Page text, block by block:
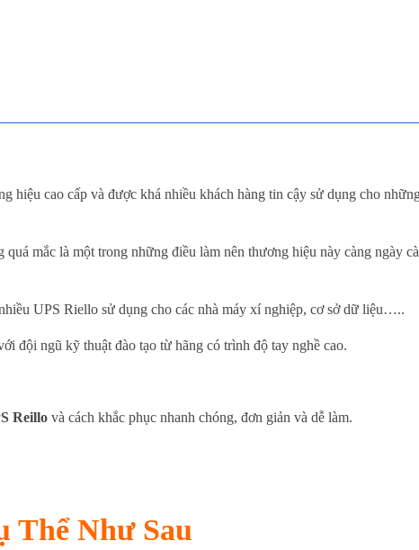
cao cấp và được khá nhiều khách hàng tin cậy sử dụng cho
mắc là một trong những điều làm nên thương hiệu này càng ngày
UPS Riello sử dụng cho các nhà máy xí nghiệp, cơ sở dữ liệu…..
đội ngũ kỹ thuật đào tạo từ hãng có trình độ tay nghề cao.
Reillo và cách khắc phục nhanh chóng, đơn giản và dễ làm.
Thể Như Sau